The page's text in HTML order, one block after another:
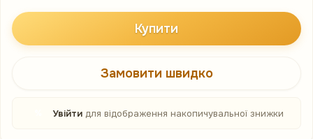
Купити
Замовити швидко
Увійтидля відображення накопичувальної знижки